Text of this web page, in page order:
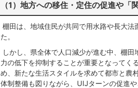
（1）地方への移住・定住の促進や
棚田は、地域住民が共同で用水路や長大
た。
しかし、県全体で人口減少が進む中、棚
力の低下を抑制することが重要となってく
め、新たな生活スタイルを求めて都市と農
体制整備も図りながら、UIJターンの促進